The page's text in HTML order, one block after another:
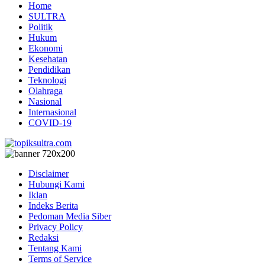
Home
SULTRA
Politik
Hukum
Ekonomi
Kesehatan
Pendidikan
Teknologi
Olahraga
Nasional
Internasional
COVID-19
Disclaimer
Hubungi Kami
Iklan
Indeks Berita
Pedoman Media Siber
Privacy Policy
Redaksi
Tentang Kami
Terms of Service